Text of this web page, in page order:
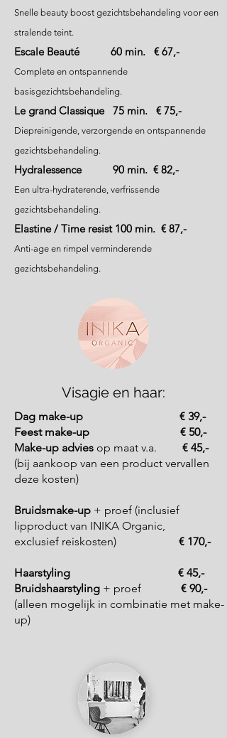
Snelle beauty boost gezichtsbehandeling voor een
stralende teint.
Escale Beauté 60 min. € 67,-
Complete en ontspannende
basisgezichtsbehandeling.
Le grand Classique 75 min. € 75,-
Diepreinigende, verzorgende en ontspannende
gezichtsbehandeling.
Hydralessence 90 min. € 82,-
Een ultra-hydraterende, verfrissende
gezichtsbehandeling.
Elastine / Time resist 100 min. € 87,-
Anti-age en rimpel verminderende
gezichtsbehandeling.
Visagie en haar:
Dag make-up
€ 39,-
Feest make-up
€ 50,-
Make-up advies op maat v.a. € 45,-
(bij aankoop van een product vervallen
deze kosten)
Bruidsmake-up + proef (inclusief
lipproduct van INIKA Organic,
exclusief reiskosten) € 170,-
Haarstyling
€ 45,-
Bruidshaarstyling + proef € 90,-
(alleen mogelijk in combinatie met make-
up)